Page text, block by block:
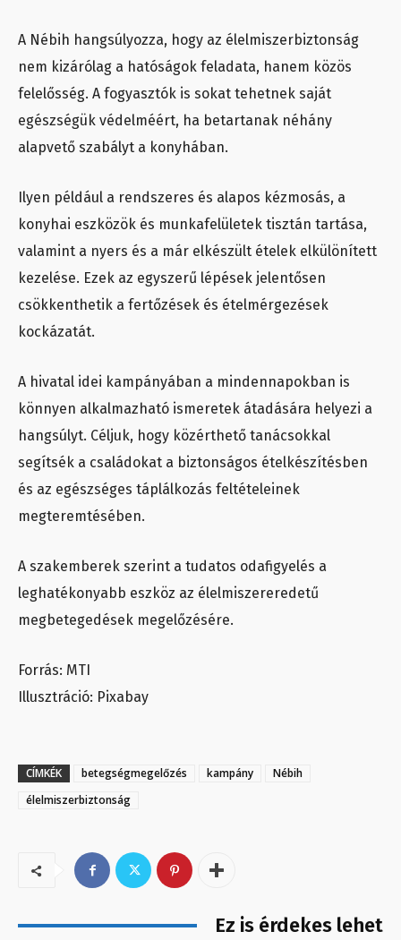
A Nébih hangsúlyozza, hogy az élelmiszerbiztonság
nem kizárólag a hatóságok feladata, hanem közös
felelősség. A fogyasztók is sokat tehetnek saját
egészségük védelméért, ha betartanak néhány
alapvető szabályt a konyhában.
Ilyen például a rendszeres és alapos kézmosás, a
konyhai eszközök és munkafelületek tisztán tartása,
valamint a nyers és a már elkészült ételek elkülönített
kezelése. Ezek az egyszerű lépések jelentősen
csökkenthetik a fertőzések és ételmérgezések
kockázatát.
A hivatal idei kampányában a mindennapokban is
könnyen alkalmazható ismeretek átadására helyezi a
hangsúlyt. Céljuk, hogy közérthető tanácsokkal
segítsék a családokat a biztonságos ételkészítésben
és az egészséges táplálkozás feltételeinek
megteremtésében.
A szakemberek szerint a tudatos odafigyelés a
leghatékonyabb eszköz az élelmiszereredetű
megbetegedések megelőzésére.
Forrás: MTI
Illusztráció: Pixabay
CÍMKÉK betegségmegelőzés kampány
Nébih
élelmiszerbiztonság
Ez is érdekes lehet